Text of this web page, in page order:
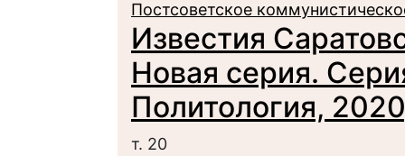
Постсоветское
Известия
Новая серия.
Политология,
т. 20